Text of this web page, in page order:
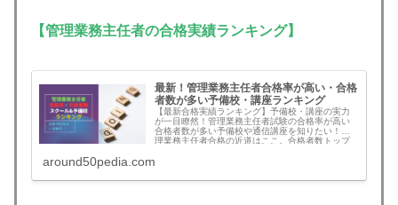
【管理業務主任者の合格実績ランキング】
最新！管理業務主任者合格率が高い・合格
者数が多い予備校・講座ランキング
【最新合格実績ランキング】予備校・講座の実力
が一目瞭然！管理業務主任者試験の合格率が高い
合格者数が多い予備校や通信講座を知りたい！管
理業務主任者合格の近道はここ。合格者数トップ
around50pedia.com